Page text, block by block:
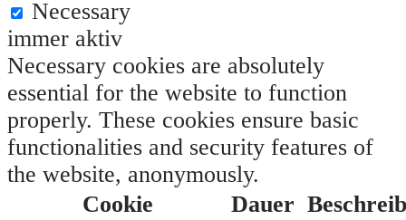
Necessary
immer aktiv
Necessary cookies are absolutely
essential for the website to function
properly. These cookies ensure basic
functionalities and security features of
the website, anonymously.
Cookie
Dauer